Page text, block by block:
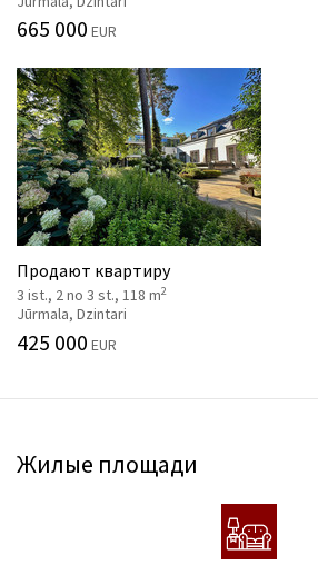
665 000 EUR
Продают квартиру
3 ist., 2 no 3 st., 118 m2
Jūrmala, Dzintari
425 000 EUR
Жилые площади